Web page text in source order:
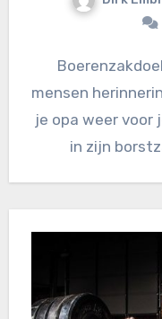
Boerenzakdoek is een woord dat bij veel
mensen
je opa weer voor
in zijn